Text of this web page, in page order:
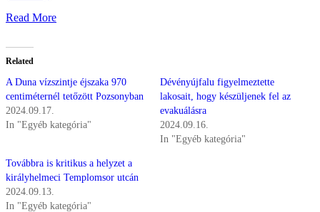
Read More
Related
A Duna vízszintje éjszaka 970
centiméternél tetőzött Pozsonyban
2024.09.17.
In "Egyéb kategória"
Dévényújfalu figyelmeztette
lakosait, hogy készüljenek fel az
evakuálásra
2024.09.16.
In "Egyéb kategória"
Továbbra is kritikus a helyzet a
királyhelmeci Templomsor utcán
2024.09.13.
In "Egyéb kategória"